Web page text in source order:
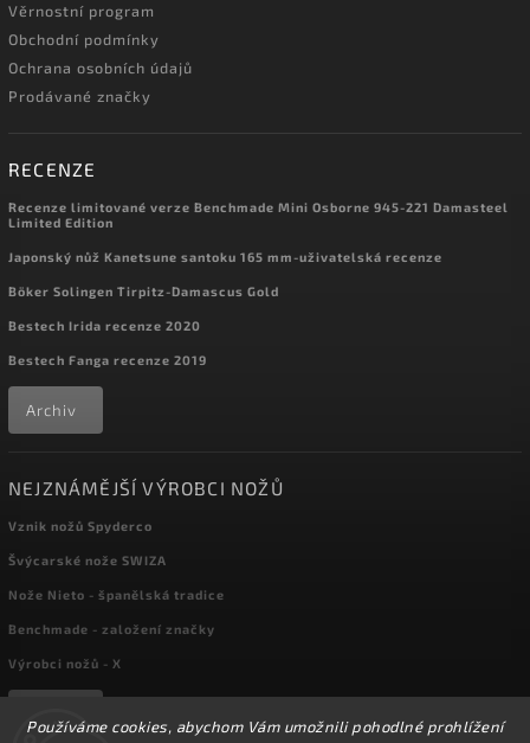
Používáme cookies, abychom Vám umožnili pohodlné prohlížení
Věrnostní program
Obchodní podmínky
Ochrana osobních údajů
Prodávané značky
RECENZE
Recenze limitované verze Benchmade Mini Osborne 945-221 Damasteel
Limited Edition
Japonský nůž Kanetsune santoku 165 mm-uživatelská recenze
Böker Solingen Tirpitz-Damascus Gold
Bestech Irida recenze 2020
Bestech Fanga recenze 2019
Archiv
NEJZNÁMĚJŠÍ VÝROBCI NOŽŮ
Vznik nožů Spyderco
Švýcarské nože SWIZA
Nože Nieto - španělská tradice
Benchmade - založení značky
Výrobci nožů - X